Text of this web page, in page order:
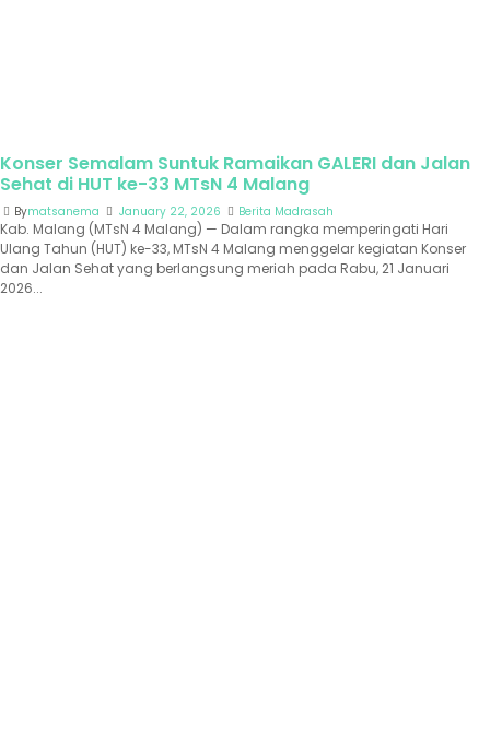
Konser Semalam Suntuk Ramaikan GALERI dan Jalan
Sehat di HUT ke-33 MTsN 4 Malang
Bymatsanema January 22, 2026 Berita Madrasah
Kab. Malang (MTsN 4 Malang) — Dalam rangka memperingati Hari
Ulang Tahun (HUT) ke-33, MTsN 4 Malang menggelar kegiatan Konser
dan Jalan Sehat yang berlangsung meriah pada Rabu, 21 Januari
2026...